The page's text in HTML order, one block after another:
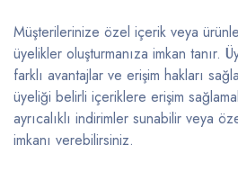
Müşterilerinize özel içerik veya
üyelikler oluşturmanıza imkan tanır.
farklı avantajlar ve erişim hakları
üyeliği belirli içeriklere erişim
ayrıcalıklı indirimler sunabilir veya
imkanı verebilirsiniz.